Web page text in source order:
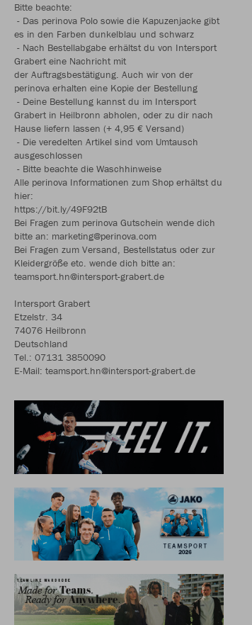
Bitte beachte:
- Das perinova Polo sowie die Kapuzenjacke gibt
es in den Farben dunkelblau und schwarz
- Nach Bestellabgabe erhältst du von Intersport
Grabert eine Nachricht mit
der Auftragsbestätigung. Auch wir von der
perinova erhalten eine Kopie der Bestellung
- Deine Bestellung kannst du im Intersport
Grabert in Heilbronn abholen, oder zu dir nach
Hause liefern lassen (+ 4,95 € Versand)
- Die veredelten Artikel sind vom Umtausch
ausgeschlossen
- Bitte beachte die Waschhinweise
Alle perinova Informationen zum Shop erhältst du
hier:
https://bit.ly/49F92tB
Bei Fragen zum perinova Gutschein wende dich
bitte an: marketing@perinova.com
Bei Fragen zum Versand, Bestellstatus oder zur
Kleidergröße etc. wende dich bitte an:
teamsport.hn@intersport-grabert.de
Intersport Grabert
Etzelstr. 34
74076 Heilbronn
Deutschland
Tel.: 07131 3850090
E-Mail: teamsport.hn@intersport-grabert.de